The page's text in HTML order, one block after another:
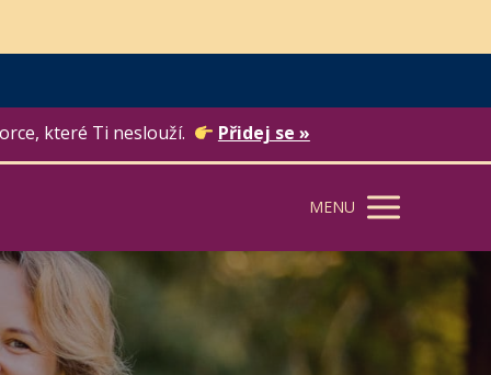
které Ti neslouží. Přidej se »
MENU